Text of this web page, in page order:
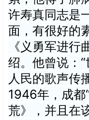
许寿真同志是
面，有很好的
《义勇军进
绍。他曾说：
人民的歌声传
1946年，成都
荒》，并且在